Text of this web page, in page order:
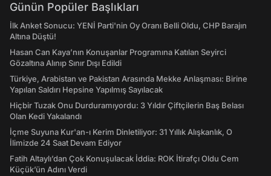
Günün Popüler Başlıkları
İlk Anket Sonucu: YENİ Parti'nin Oy Oranı Belli Oldu, CHP Barajın
Altına Düştü!
Hasan Can Kaya’nın Konuşanlar Programına Katılan Seyirci
Gözaltına Alınıp Sınır Dışı Edildi
Türkiye, Arabistan ve Pakistan Arasında Mekke Anlaşması: Birine
Yapılan Saldırı Hepsine Yapılmış Sayılacak
Hiçbir Tuzak Onu Durduramıyordu: 3 Yıldır Çiftçilerin Baş Belası
Olan Kedi Yakalandı
İçme Suyuna Kur'an-ı Kerim Dinletiliyor: 31 Yıllık Alışkanlık, O
İlimizde 24 Saat Devam Ediyor
Fatih Altaylı’dan Çok Konuşulacak İddia: ROK İtirafçı Oldu Cem
Küçük’ün Adını Verdi